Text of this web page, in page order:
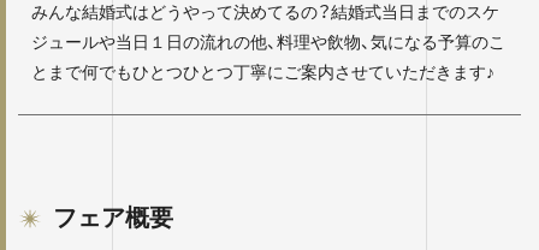
みんな結婚式はどうやって決めてるの？結婚式当日までのスケ
ジュールや当日１日の流れの他、料理や飲物、気になる予算のこ
とまで何でもひとつひとつ丁寧にご案内させていただきます♪
フェア概要